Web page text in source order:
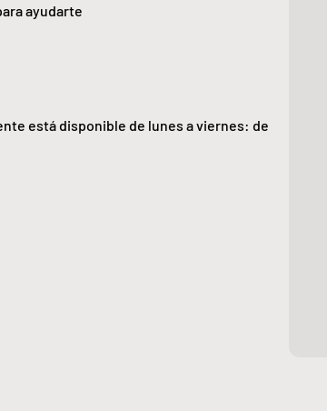
ayudarte
está disponible de lunes a viernes: de